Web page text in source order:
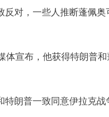
对，一些人推断蓬佩奥
宣布，他获得特朗普和
朗普一致同意伊拉克战